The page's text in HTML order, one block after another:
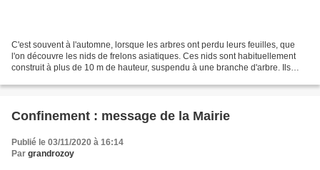
C'est souvent à l'automne, lorsque les arbres ont perdu leurs feuilles, que
l'on découvre les nids de frelons asiatiques. Ces nids sont habituellement
construit à plus de 10 m de hauteur, suspendu à une branche d'arbre. Ils
Confinement : message de la Mairie
Publié le 03/11/2020 à 16:14
Par grandrozoy